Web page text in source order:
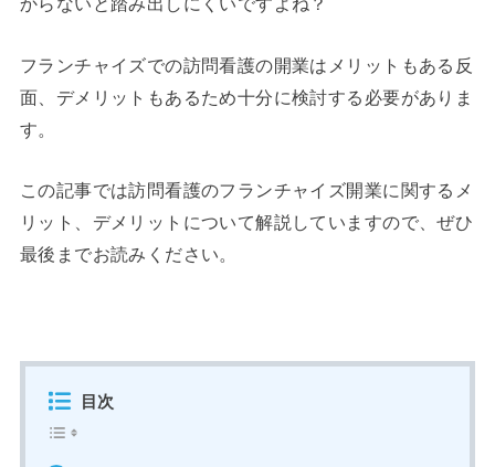
フランチャイズでの訪問看護の開業はメリットもある反
面、デメリットもあるため十分に検討する必要がありま
す。
この記事では訪問看護のフランチャイズ開業に関するメ
リット、デメリットについて解説していますので、ぜひ
最後までお読みください。
目次